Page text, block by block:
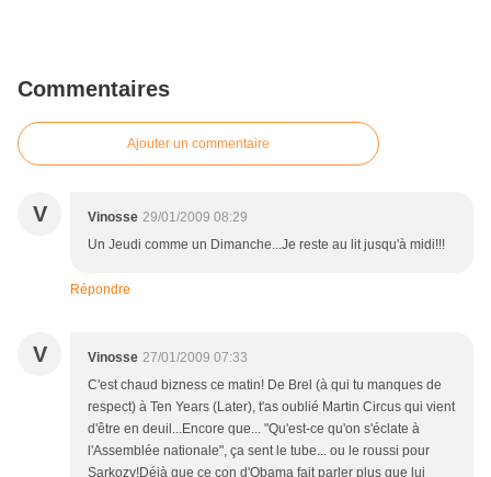
Commentaires
Ajouter un commentaire
V Vinosse 29/01/2009 08:29
Un Jeudi comme un Dimanche...Je reste au lit jusqu'à midi!!!
Répondre
V Vinosse 27/01/2009 07:33
C'est chaud bizness ce matin! De Brel (à qui tu manques de
respect) à Ten Years (Later), t'as oublié Martin Circus qui vient
d'être en deuil...Encore que... "Qu'est-ce qu'on s'éclate à
l'Assemblée nationale", ça sent le tube... ou le roussi pour
Sarkozy!Déjà que ce con d'Obama fait parler plus que lui